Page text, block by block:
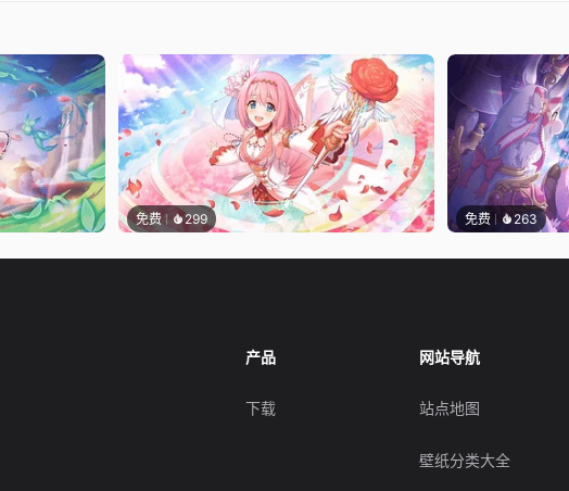
免费 299 免费 263
产品
下载
网站导航
站点地图
壁纸分类大全